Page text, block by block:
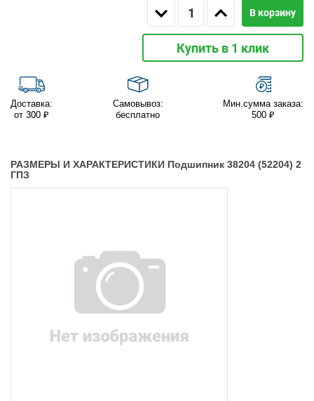
В корзину
Купить в 1 клик
Доставка:
от 300 ₽
Самовывоз:
бесплатно
Мин.сумма заказа:
500 ₽
РАЗМЕРЫ И ХАРАКТЕРИСТИКИ Подшипник 38204 (52204) 2
ГПЗ